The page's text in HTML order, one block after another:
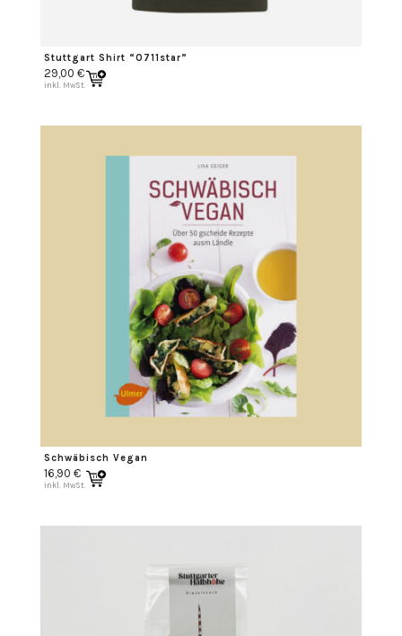
Stuttgart Shirt “0711star”
29,00 €
inkl. MwSt.
Schwäbisch Vegan
16,90 €
inkl. MwSt.